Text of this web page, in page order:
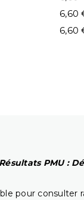
6,60
6,60
Résultats PMU :
pour